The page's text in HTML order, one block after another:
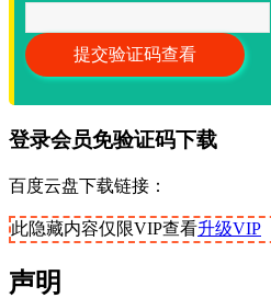
登录会员免验证码下载
百度云盘下载链接：
此隐藏内容仅限VIP查看升级VIP
声明